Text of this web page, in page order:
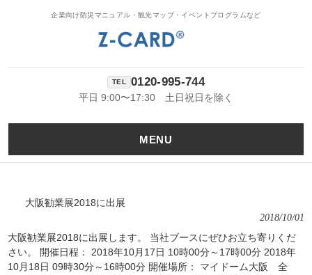
企業向け防災マニュアル・観光マップ・イベントプログラムなど
0120-995-744
平日 9:00〜17:30 土日祝日を除く
MENU
大阪勧業展2018に出展
2018/10/01
大阪勧業展2018に出展します。 当社ブースにぜひお立ち寄りくだ
さい。 開催日程： 2018年10月17日 10時00分～17時00分 2018年
10月18日 09時30分～16時00分 開催場所： マイドーム大阪 全